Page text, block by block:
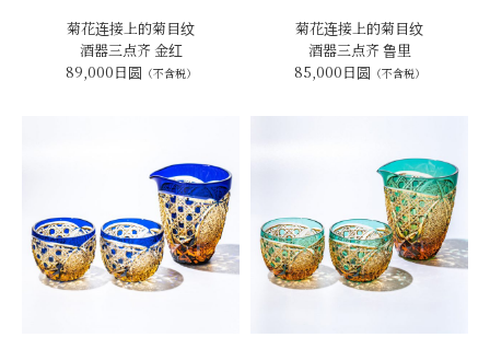
菊花连接上的菊目纹
酒器三点齐 金红
89,000日圆 （不含税）
菊花连接上的菊目纹
酒器三点齐 鲁里
85,000日圆 （不含税）